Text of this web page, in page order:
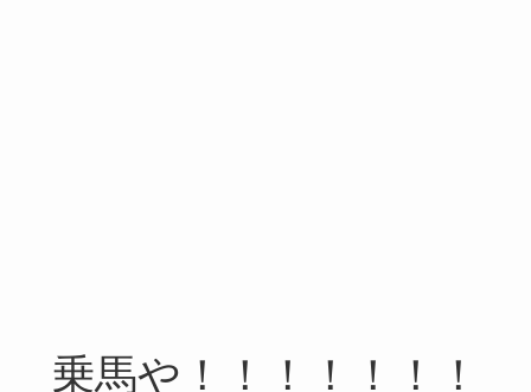
乗馬や！！！！！！！